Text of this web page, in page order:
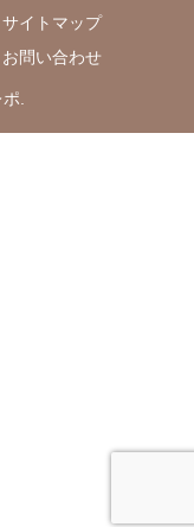
サイトマップ
お問い合わせ
.